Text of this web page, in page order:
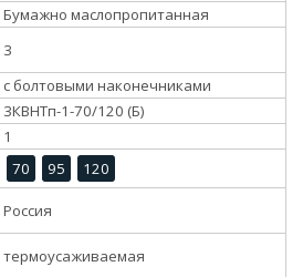
Бумажно маслопропитанная
3
с болтовыми наконечниками
3КВНТп-1-70/120 (Б)
1
70 95
120
Россия
термоусаживаемая